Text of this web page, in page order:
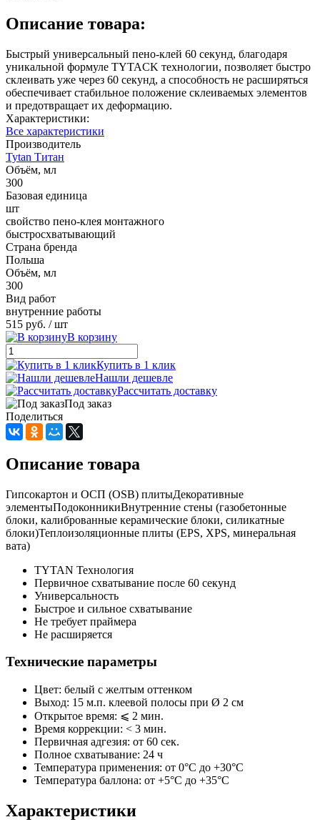
Описание товара:
Быстрый универсальный пено-клей 60 секунд, благодаря
уникальной формуле TYTACK технологии, позволяет быстро
склеивать уже через 60 секунд, а способность не расширяться
обеспечивает стабильное положение склеиваемых элементов
и предотвращает их деформацию.
Характеристики:
Все характеристики
Производитель
Tytan Титан
Объём, мл
300
Базовая единица
шт
свойство пено-клея монтажного
быстросхватывающий
Страна бренда
Польша
Объём, мл
300
Вид работ
внутренние работы
515 руб. / шт
В корзину
Купить в 1 клик
Нашли дешевле
Рассчитать доставку
Под заказ
Поделиться
Описание товара
Гипсокартон и ОСП (OSB) плитыДекоративные
элементыПодоконникиВнутренние стены (газобетонные
блоки, калиброванные керамические блоки, силикатные
блоки)Теплоизоляционные плиты (EPS, XPS, минеральная
вата)
TYTAN Технология
Первичное схватывание после 60 секунд
Универсальность
Быстрое и сильное схватывание
Не требует праймера
Не расширяется
Технические параметры
Цвет: белый с желтым оттенком
Выход: 15 м.п. клеевой полосы при Ø 2 см
Открытое время: ⩽ 2 мин.
Время коррекции: < 3 мин.
Первичная адгезия: от 60 сек.
Полное схватывание: 24 ч
Температура применения: от 0°C до +30°C
Температура баллона: от +5°C до +35°C
Характеристики